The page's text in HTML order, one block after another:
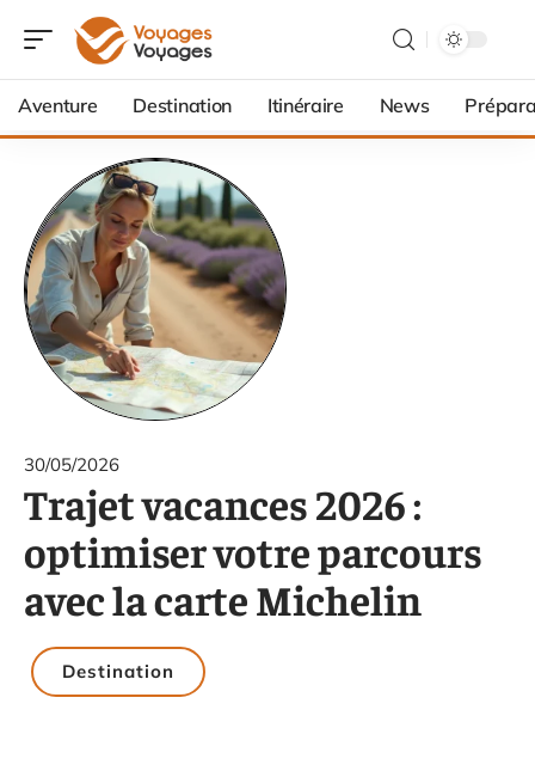
Aventure Destination Itinéraire News
30/05/2026
Trajet vacances 2026 :
optimiser votre parcours
avec la carte Michelin
Destination